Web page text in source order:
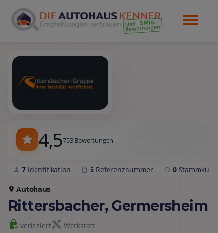
4,5753 Bewertungen
7 Identifikation 5 Referenznummer 0
Autohaus
Rittersbacher, Germersheim
verifiziert Werkstatt